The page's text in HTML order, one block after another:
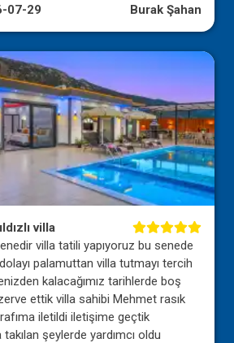
07-29 Burak Şahan
villa
villa tatili yapıyoruz bu senede
palamuttan villa tutmayı tercih
kalacağımız tarihlerde boş
ettik villa sahibi Mehmet rasık
iletildi iletişime geçtik
şeylerde yardımcı oldu